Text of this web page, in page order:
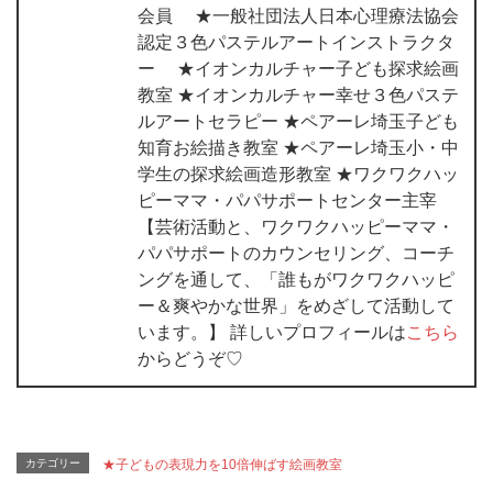
会員 ★一般社団法人日本心理療法協会
認定３色パステルアートインストラクタ
ー ★イオンカルチャー子ども探求絵画
教室 ★イオンカルチャー幸せ３色パステ
ルアートセラピー ★ペアーレ埼玉子ども
知育お絵描き教室 ★ペアーレ埼玉小・中
学生の探求絵画造形教室 ★ワクワクハッ
ピーママ・パパサポートセンター主宰
【芸術活動と、ワクワクハッピーママ・
パパサポートのカウンセリング、コーチ
ングを通して、「誰もがワクワクハッピ
ー＆爽やかな世界」をめざして活動して
います。】 詳しいプロフィールはこちら
からどうぞ♡
カテゴリー ★子どもの表現力を10倍伸ばす絵画教室